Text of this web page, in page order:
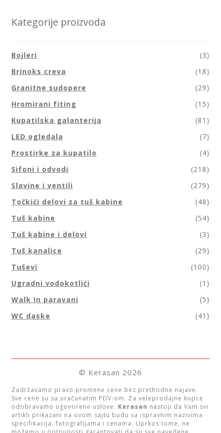
Kategorije proizvoda
Bojleri
(3)
Brinoks creva
(18)
Granitne sudopere
(29)
Hromirani fiting
(15)
Kupatilska galanterija
(81)
LED ogledala
(7)
Prostirke za kupatilo
(4)
Sifoni i odvodi
(218)
Slavine i ventili
(279)
Točkići delovi za tuš kabine
(48)
Tuš kabine
(54)
Tuš kabine i delovi
(3)
Tuš kanalice
(29)
Tuševi
(100)
Ugradni vodokotlići
(1)
Walk In paravani
(5)
WC daske
(41)
© Kerasan 2026
Zadržavamo pravo promene cene bez prethodne najave.
Sve cene su sa uračunatim PDV-om. Za veleprodajne kupce
odobravamo ugovorene uslove. Kerasan nastoji da Vam svi
artikli prikazani na ovom sajtu budu sa ispravnim nazivima
specifikacija, fotografijama i cenama. Uprkos tome, ne